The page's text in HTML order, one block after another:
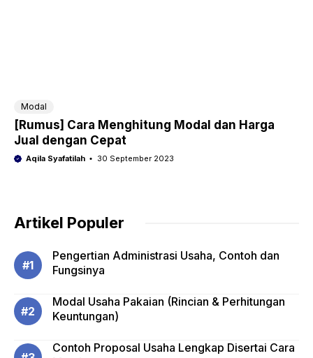
Modal
[Rumus] Cara Menghitung Modal dan Harga
Jual dengan Cepat
Aqila Syafatilah 30 September 2023
Artikel Populer
Pengertian Administrasi Usaha, Contoh dan
Fungsinya
Modal Usaha Pakaian (Rincian & Perhitungan
Keuntungan)
Contoh Proposal Usaha Lengkap Disertai Cara